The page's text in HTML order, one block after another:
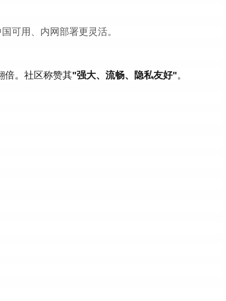
可用、内网部署更灵活。
倍。社区称赞其"强大、流畅、隐私友好"。